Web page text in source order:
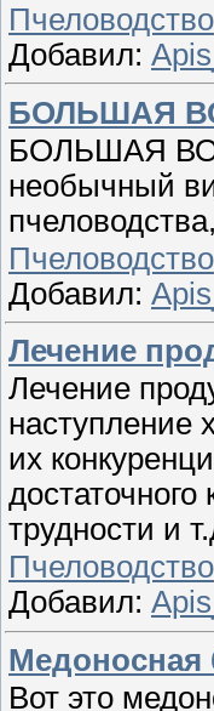
Пчеловодство
Добавил:
БОЛЬШАЯ
БОЛЬШАЯ
необычный
Пчеловодство
Добавил:
Лечение
Лечение
наступление
их
трудности и
Пчеловодство
Добавил:
Медоносная
Вот это